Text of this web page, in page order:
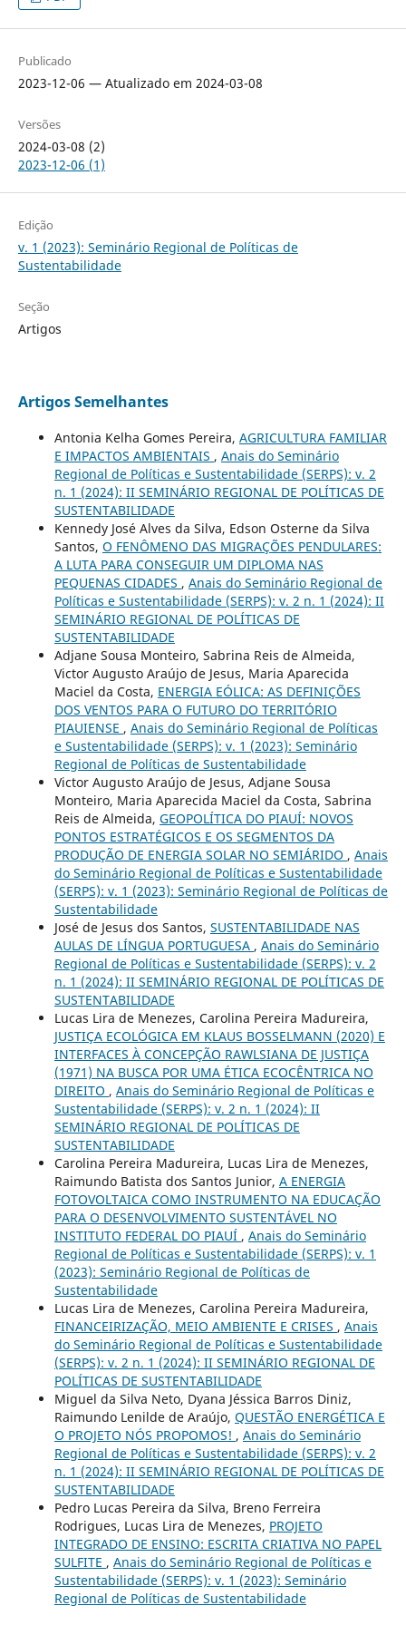
Publicado
2023-12-06 — Atualizado em 2024-03-08
Versões
2024-03-08 (2)
2023-12-06 (1)
Edição
v. 1 (2023): Seminário Regional de Políticas de
Sustentabilidade
Seção
Artigos
Artigos Semelhantes
Antonia Kelha Gomes Pereira, AGRICULTURA FAMILIAR
E IMPACTOS AMBIENTAIS , Anais do Seminário
Regional de Políticas e Sustentabilidade (SERPS): v. 2
n. 1 (2024): II SEMINÁRIO REGIONAL DE POLÍTICAS DE
SUSTENTABILIDADE
Kennedy José Alves da Silva, Edson Osterne da Silva
Santos, O FENÔMENO DAS MIGRAÇÕES PENDULARES:
A LUTA PARA CONSEGUIR UM DIPLOMA NAS
PEQUENAS CIDADES , Anais do Seminário Regional de
Políticas e Sustentabilidade (SERPS): v. 2 n. 1 (2024): II
SEMINÁRIO REGIONAL DE POLÍTICAS DE
SUSTENTABILIDADE
Adjane Sousa Monteiro, Sabrina Reis de Almeida,
Victor Augusto Araújo de Jesus, Maria Aparecida
Maciel da Costa, ENERGIA EÓLICA: AS DEFINIÇÕES
DOS VENTOS PARA O FUTURO DO TERRITÓRIO
PIAUIENSE , Anais do Seminário Regional de Políticas
e Sustentabilidade (SERPS): v. 1 (2023): Seminário
Regional de Políticas de Sustentabilidade
Victor Augusto Araújo de Jesus, Adjane Sousa
Monteiro, Maria Aparecida Maciel da Costa, Sabrina
Reis de Almeida, GEOPOLÍTICA DO PIAUÍ: NOVOS
PONTOS ESTRATÉGICOS E OS SEGMENTOS DA
PRODUÇÃO DE ENERGIA SOLAR NO SEMIÁRIDO , Anais
do Seminário Regional de Políticas e Sustentabilidade
(SERPS): v. 1 (2023): Seminário Regional de Políticas de
Sustentabilidade
José de Jesus dos Santos, SUSTENTABILIDADE NAS
AULAS DE LÍNGUA PORTUGUESA , Anais do Seminário
Regional de Políticas e Sustentabilidade (SERPS): v. 2
n. 1 (2024): II SEMINÁRIO REGIONAL DE POLÍTICAS DE
SUSTENTABILIDADE
Lucas Lira de Menezes, Carolina Pereira Madureira,
JUSTIÇA ECOLÓGICA EM KLAUS BOSSELMANN (2020) E
INTERFACES À CONCEPÇÃO RAWLSIANA DE JUSTIÇA
(1971) NA BUSCA POR UMA ÉTICA ECOCÊNTRICA NO
DIREITO , Anais do Seminário Regional de Políticas e
Sustentabilidade (SERPS): v. 2 n. 1 (2024): II
SEMINÁRIO REGIONAL DE POLÍTICAS DE
SUSTENTABILIDADE
Carolina Pereira Madureira, Lucas Lira de Menezes,
Raimundo Batista dos Santos Junior, A ENERGIA
FOTOVOLTAICA COMO INSTRUMENTO NA EDUCAÇÃO
PARA O DESENVOLVIMENTO SUSTENTÁVEL NO
INSTITUTO FEDERAL DO PIAUÍ , Anais do Seminário
Regional de Políticas e Sustentabilidade (SERPS): v. 1
(2023): Seminário Regional de Políticas de
Sustentabilidade
Lucas Lira de Menezes, Carolina Pereira Madureira,
FINANCEIRIZAÇÃO, MEIO AMBIENTE E CRISES , Anais
do Seminário Regional de Políticas e Sustentabilidade
(SERPS): v. 2 n. 1 (2024): II SEMINÁRIO REGIONAL DE
POLÍTICAS DE SUSTENTABILIDADE
Miguel da Silva Neto, Dyana Jéssica Barros Diniz,
Raimundo Lenilde de Araújo, QUESTÃO ENERGÉTICA E
O PROJETO NÓS PROPOMOS! , Anais do Seminário
Regional de Políticas e Sustentabilidade (SERPS): v. 2
n. 1 (2024): II SEMINÁRIO REGIONAL DE POLÍTICAS DE
SUSTENTABILIDADE
Pedro Lucas Pereira da Silva, Breno Ferreira
Rodrigues, Lucas Lira de Menezes, PROJETO
INTEGRADO DE ENSINO: ESCRITA CRIATIVA NO PAPEL
SULFITE , Anais do Seminário Regional de Políticas e
Sustentabilidade (SERPS): v. 1 (2023): Seminário
Regional de Políticas de Sustentabilidade